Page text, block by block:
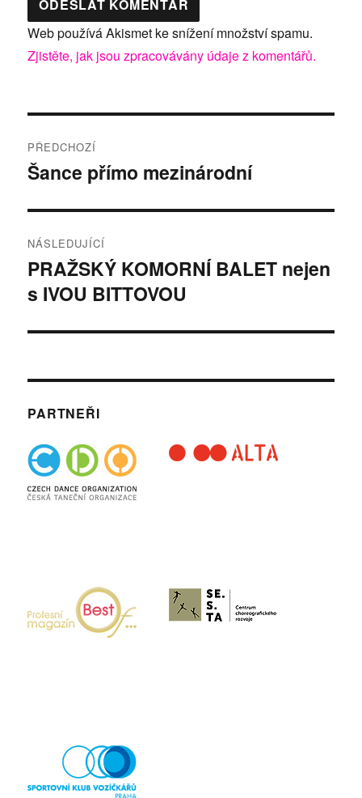
Web používá Akismet ke snížení množství spamu.
Zjistěte, jak jsou zpracovávány údaje z komentářů.
pro
PŘEDCHOZÍ
Předchozí
Šance přímo mezinárodní
NÁSLEDUJÍCÍ
Následující
příspěvek:
PRAŽSKÝ KOMORNÍ BALET nejen
s IVOU BITTOVOU
PARTNEŘI